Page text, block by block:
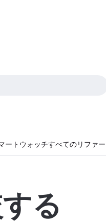
ートウォッチすべてのリファ
る